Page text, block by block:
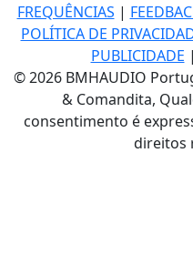
FREQUÊNCIAS |
POLÍTICA DE
PUBLICIDADE |
© 2026 BMHAUDIO
& Comandita,
consentimento é
direitos